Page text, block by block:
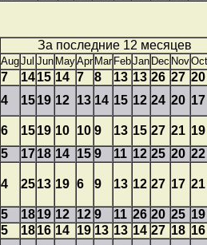
За последние 12 месяцев
AugJul Jun MayApr Mar FebJan Dec NovOct
7 1415 14 7 8 13 13 26 27 20
4 1519 12 13 14 15 12 24 20 17
6 1519 10 10 9 13 15 27 21 19
5 1718 14 15 9 11 12 25 20 22
4 2513 19 6 9 13 12 27 17 21
5 1819 12 12 9 11 26 20 25 19
5 1816 14 19 13 13 14 27 18 16